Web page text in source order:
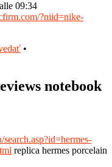
09:34
?niid=nike-
•
notebook
replica hermes porcelain